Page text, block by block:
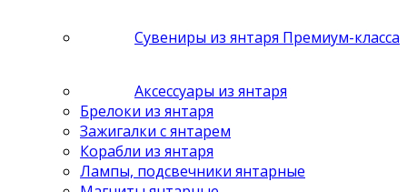
Сувениры из янтаря Премиум-класса
Аксессуары из янтаря
Брелоки из янтаря
Зажигалки с янтарем
Корабли из янтаря
Лампы, подсвечники янтарные